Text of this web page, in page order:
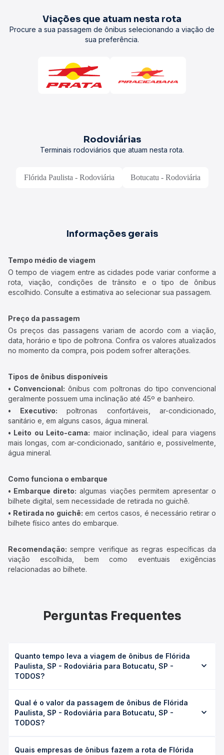
Viações que atuam nesta rota
Procure a sua passagem de ônibus selecionando a viação de
sua preferência.
Rodoviárias
Terminais rodoviários que atuam nesta rota.
Flórida Paulista - Rodoviária Botucatu - Rodoviária
Informações gerais
Tempo médio de viagem
O tempo de viagem entre as cidades pode variar conforme a
rota, viação, condições de trânsito e o tipo de ônibus
escolhido. Consulte a estimativa ao selecionar sua passagem.
Preço da passagem
Os preços das passagens variam de acordo com a viação,
data, horário e tipo de poltrona. Confira os valores atualizados
no momento da compra, pois podem sofrer alterações.
Tipos de ônibus disponíveis
• Convencional: ônibus com poltronas do tipo convencional
geralmente possuem uma inclinação até 45º e banheiro.
• Executivo: poltronas confortáveis, ar-condicionado,
sanitário e, em alguns casos, água mineral.
• Leito ou Leito-cama: maior inclinação, ideal para viagens
mais longas, com ar-condicionado, sanitário e, possivelmente,
água mineral.
Como funciona o embarque
• Embarque direto: algumas viações permitem apresentar o
bilhete digital, sem necessidade de retirada no guichê.
• Retirada no guichê: em certos casos, é necessário retirar o
bilhete físico antes do embarque.
Recomendação: sempre verifique as regras específicas da
viação escolhida, bem como eventuais exigências
relacionadas ao bilhete.
Perguntas Frequentes
Quanto tempo leva a viagem de ônibus de Flórida
Paulista, SP - Rodoviária para Botucatu, SP -
TODOS?
para Botucatu, SP - TODOS leva em média 10h 20min,
podendo variar conforme a viação, o tipo de serviço
(convencional, executivo ou leito) e as condições de
Qual é o valor da passagem de ônibus de Flórida
Paulista, SP - Rodoviária para Botucatu, SP -
TODOS?
Rodoviária para Botucatu, SP - TODOS custa em média R$
Quais empresas de ônibus fazem a rota de Flórida